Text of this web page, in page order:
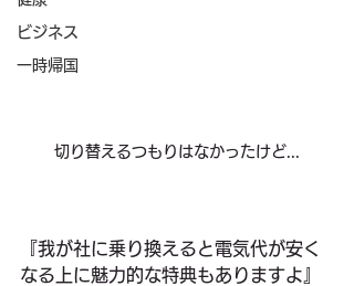
ビジネス
一時帰国
切り替えるつもりはなかったけど...
『我が社に乗り換えると電気代が安く
なる上に魅力的な特典もありますよ』